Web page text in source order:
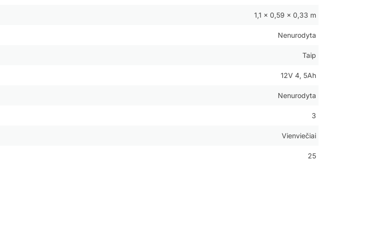
1,1 × 0,59 × 0,33 m
Nenurodyta
Taip
12V 4, 5Ah
Nenurodyta
3
Vienviečiai
25